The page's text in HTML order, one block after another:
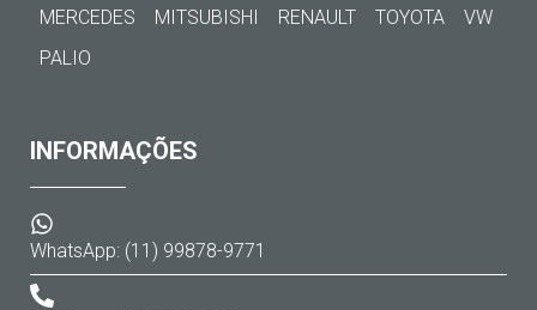
MERCEDES
MITSUBISHI RENAULT TOYOTA
VW
PALIO
INFORMAÇÕES
WhatsApp: (11) 99878-9771